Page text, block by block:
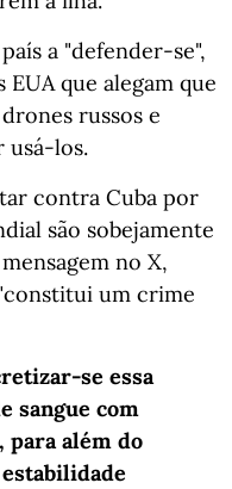
a "defender-se",
que alegam que
russos e
usá-los.
contra Cuba por
são sobejamente
no X,
um crime
se essa
sangue com
para além do